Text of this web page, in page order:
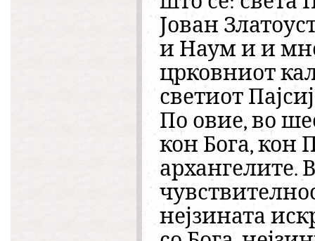
Јован
и Наум и и
црковниот
светиот
По овие, во
кон Бога, кон
архангелите.
нејзината